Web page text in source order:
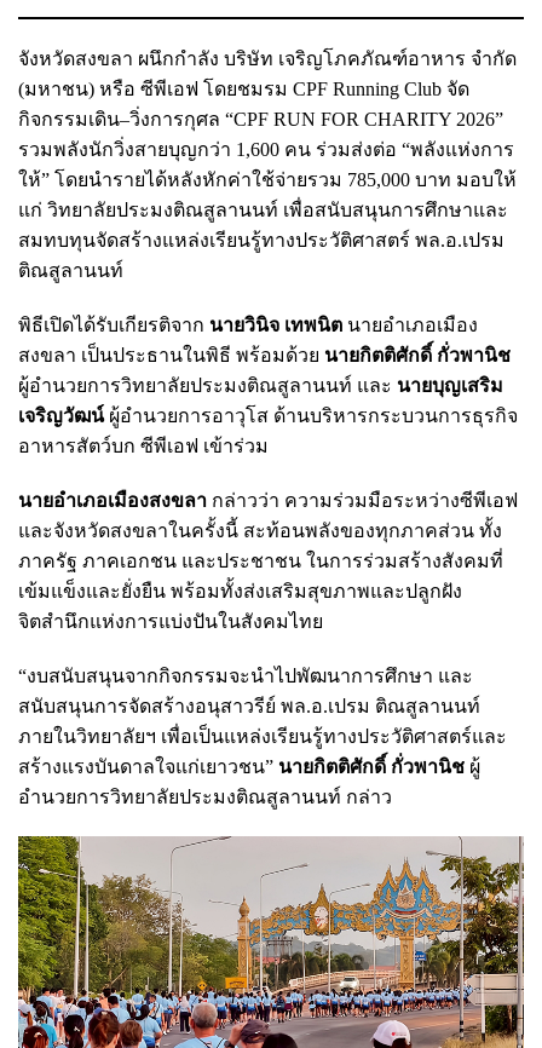
จังหวัดสงขลา ผนึกกำลัง บริษัท เจริญโภคภัณฑ์อาหาร จำกัด
(มหาชน) หรือ ซีพีเอฟ โดยชมรม CPF Running Club จัด
กิจกรรมเดิน–วิ่งการกุศล “CPF RUN FOR CHARITY 2026”
รวมพลังนักวิ่งสายบุญกว่า 1,600 คน ร่วมส่งต่อ “พลังแห่งการ
ให้” โดยนำรายได้หลังหักค่าใช้จ่ายรวม 785,000 บาท มอบให้
แก่ วิทยาลัยประมงติณสูลานนท์ เพื่อสนับสนุนการศึกษาและ
สมทบทุนจัดสร้างแหล่งเรียนรู้ทางประวัติศาสตร์ พล.อ.เปรม
ติณสูลานนท์
พิธีเปิดได้รับเกียรติจาก นายวินิจ เทพนิต นายอำเภอเมือง
สงขลา เป็นประธานในพิธี พร้อมด้วย นายกิตติศักดิ์ กั่วพานิช
ผู้อำนวยการวิทยาลัยประมงติณสูลานนท์ และ นายบุญเสริม
เจริญวัฒน์ผู้อำนวยการอาวุโส ด้านบริหารกระบวนการธุรกิจ
อาหารสัตว์บก ซีพีเอฟ เข้าร่วม
นายอำเภอเมืองสงขลา กล่าวว่า ความร่วมมือระหว่างซีพีเอฟ
และจังหวัดสงขลาในครั้งนี้ สะท้อนพลังของทุกภาคส่วน ทั้ง
ภาครัฐ ภาคเอกชน และประชาชน ในการร่วมสร้างสังคมที่
เข้มแข็งและยั่งยืน พร้อมทั้งส่งเสริมสุขภาพและปลูกฝัง
จิตสำนึกแห่งการแบ่งปันในสังคมไทย
“งบสนับสนุนจากกิจกรรมจะนำไปพัฒนาการศึกษา และ
สนับสนุนการจัดสร้างอนุสาวรีย์ พล.อ.เปรม ติณสูลานนท์
ภายในวิทยาลัยฯ เพื่อเป็นแหล่งเรียนรู้ทางประวัติศาสตร์และ
สร้างแรงบันดาลใจแก่เยาวชน” นายกิตติศักดิ์ กั่วพานิช ผู้
อำนวยการวิทยาลัยประมงติณสูลานนท์ กล่าว